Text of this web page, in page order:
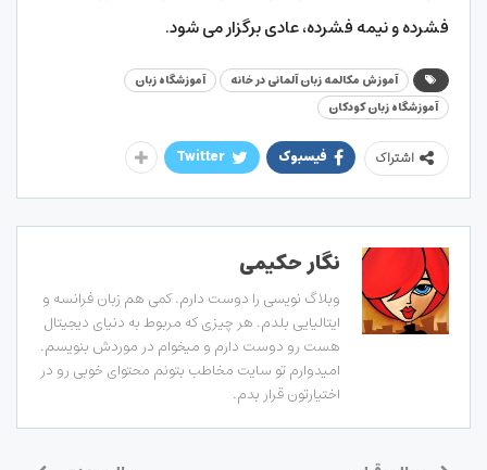
فشرده و نیمه فشرده، عادی برگزار می شود.
آموزش مکالمه زبان آلمانی در خانه
آموزشگاه زبان
آموزشگاه زبان کودکان
اشتراک فیسبوک Twitter
نگار حکیمی
وبلاگ نویسی را دوست دارم. کمی هم زبان فرانسه و
ایتالیایی بلدم. هر چیزی که مربوط به دنیای دیجیتال
هست رو دوست دارم و میخوام در موردش بنویسم.
امیدوارم تو سایت مخاطب بتونم محتوای خوبی رو در
اختیارتون قرار بدم.